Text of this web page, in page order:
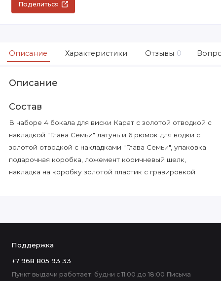
Поделиться
Описание Характеристики Отзывы 0
Описание
Состав
В наборе 4 бокала для виски Карат с золотой отводкой с
накладкой "Глава Семьи" латунь и 6 рюмок для водки с
золотой отводкой с накладками "Глава Семьи", упаковка
подарочная коробка, ложемент коричневый шелк,
накладка на коробку золотой пластик с гравировкой
Поддержка
+7 968 805 93 33
Пункт выдачи работает: будни с 11:00 до 18:00 Письма